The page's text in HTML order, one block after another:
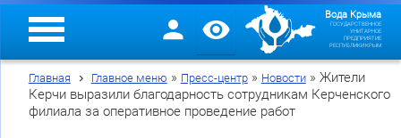
Вода Крыма
ГОСУДАРСТВЕННОЕ
УНИТАРНОЕ
ПРЕДПРИЯТИЕ
РЕСПУБЛИКИ КРЫМ
Главная Главное меню » Пресс-центр» Новости» Жители
Керчи выразили благодарность сотрудникам Керченского
филиала за оперативное проведение работ